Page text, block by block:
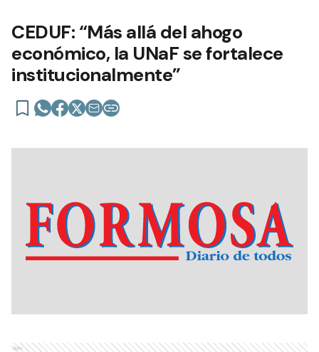
CEDUF: “Más allá del ahogo
económico, la UNaF se fortalece
institucionalmente”
Ads